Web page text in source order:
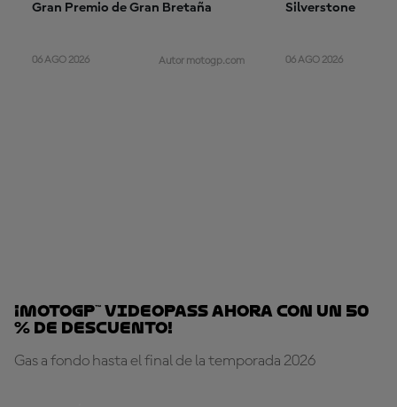
Gran Premio de Gran Bretaña
06 AGO 2026 Autor motogp.com
Silverstone
06 AGO 2026
¡MotoGP™ VideoPass ahora con un 50
% de descuento!
Gas a fondo hasta el final de la temporada 2026